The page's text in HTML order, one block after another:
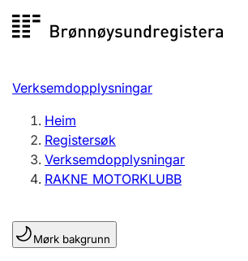
til
Registersøk
Aksjeselskap
Enkeltpersonføretak
Registrere, endre, slette
Lag og foreining
Verksemdopplysningar
Heim
Registersøk
Verksemdopplysningar
RAKNE MOTORKLUBB
Mørk bakgrunn